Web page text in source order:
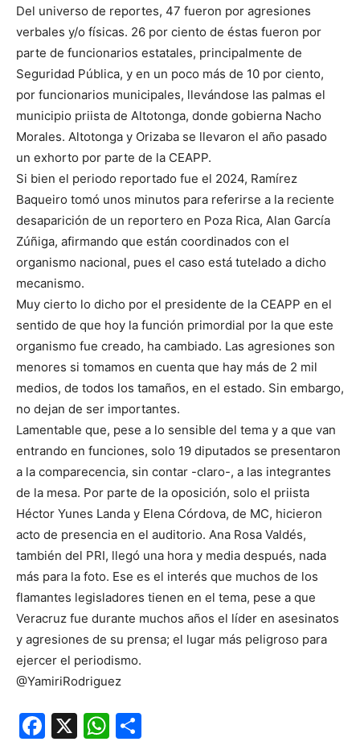
Del universo de reportes, 47 fueron por agresiones
verbales y/o físicas. 26 por ciento de éstas fueron por
parte de funcionarios estatales, principalmente de
Seguridad Pública, y en un poco más de 10 por ciento,
por funcionarios municipales, llevándose las palmas el
municipio priista de Altotonga, donde gobierna Nacho
Morales. Altotonga y Orizaba se llevaron el año pasado
un exhorto por parte de la CEAPP.
Si bien el periodo reportado fue el 2024, Ramírez
Baqueiro tomó unos minutos para referirse a la reciente
desaparición de un reportero en Poza Rica, Alan García
Zúñiga, afirmando que están coordinados con el
organismo nacional, pues el caso está tutelado a dicho
mecanismo.
Muy cierto lo dicho por el presidente de la CEAPP en el
sentido de que hoy la función primordial por la que este
organismo fue creado, ha cambiado. Las agresiones son
menores si tomamos en cuenta que hay más de 2 mil
medios, de todos los tamaños, en el estado. Sin embargo,
no dejan de ser importantes.
Lamentable que, pese a lo sensible del tema y a que van
entrando en funciones, solo 19 diputados se presentaron
a la comparecencia, sin contar -claro-, a las integrantes
de la mesa. Por parte de la oposición, solo el priista
Héctor Yunes Landa y Elena Córdova, de MC, hicieron
acto de presencia en el auditorio. Ana Rosa Valdés,
también del PRI, llegó una hora y media después, nada
más para la foto. Ese es el interés que muchos de los
flamantes legisladores tienen en el tema, pese a que
Veracruz fue durante muchos años el líder en asesinatos
y agresiones de su prensa; el lugar más peligroso para
ejercer el periodismo.
@YamiriRodriguez
Facebook
X WhatsApp